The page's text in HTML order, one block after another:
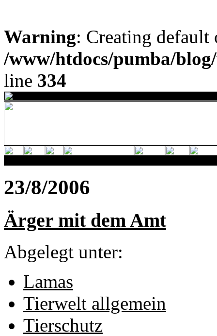
Warning: Creating
/www/htdocs/pumba/
line 334
23/8/2006
Ärger mit dem Amt
Abgelegt unter:
Lamas
Tierwelt allgemein
Tierschutz